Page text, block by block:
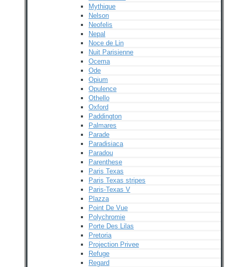
Mythique
Nelson
Neofelis
Nepal
Noce de Lin
Nuit Parisienne
Ocema
Ode
Opium
Opulence
Othello
Oxford
Paddington
Palmares
Parade
Paradisiaca
Paradou
Parenthese
Paris Texas
Paris Texas stripes
Paris-Texas V
Plazza
Point De Vue
Polychromie
Porte Des Lilas
Pretoria
Projection Privee
Refuge
Regard